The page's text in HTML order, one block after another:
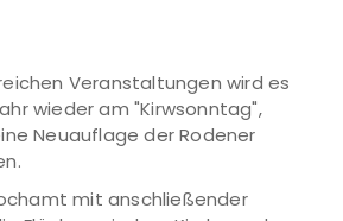
Veranstaltungen wird es
wieder am "Kirwsonntag",
Neuauflage der Rodener
mit anschließender